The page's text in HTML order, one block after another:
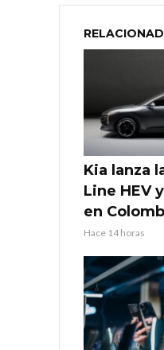
Kia lanza
Line HEV
en
Hace 14 horas